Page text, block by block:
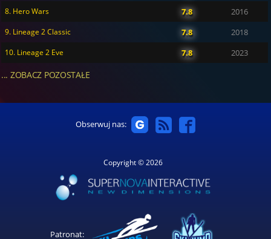
8. Hero Wars 7.8 2016
9. Lineage 2 Classic 7.8 2018
10. Lineage 2 Eve 7.8 2023
... ZOBACZ POZOSTAŁE
Obserwuj nas:
Copyright © 2026
Patronat: